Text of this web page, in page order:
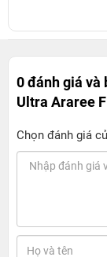
0 đánh giá và
Ultra Araree
Chọn đánh giá